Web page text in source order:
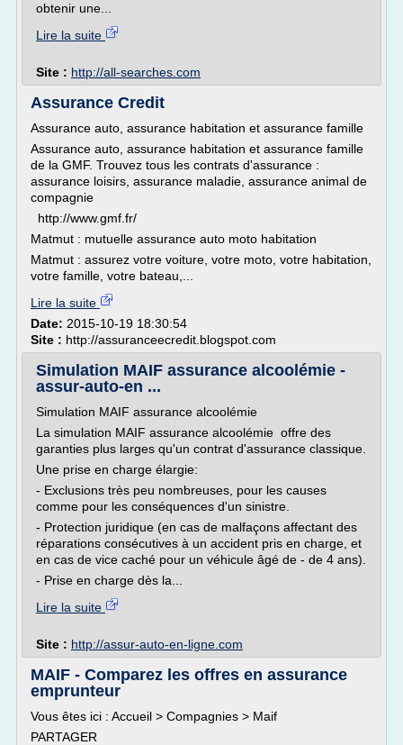
obtenir une...
Lire la suite
Site : http://all-searches.com
Assurance Credit
Assurance auto, assurance habitation et assurance famille
Assurance auto, assurance habitation et assurance famille
de la GMF. Trouvez tous les contrats d'assurance :
assurance loisirs, assurance maladie, assurance animal de
compagnie
http://www.gmf.fr/
Matmut : mutuelle assurance auto moto habitation
Matmut : assurez votre voiture, votre moto, votre habitation,
votre famille, votre bateau,...
Lire la suite
Date: 2015-10-19 18:30:54
Site : http://assuranceecredit.blogspot.com
Simulation MAIF assurance alcoolémie -
assur-auto-en ...
Simulation MAIF assurance alcoolémie
La simulation MAIF assurance alcoolémie offre des
garanties plus larges qu'un contrat d'assurance classique.
Une prise en charge élargie:
- Exclusions très peu nombreuses, pour les causes
comme pour les conséquences d'un sinistre.
- Protection juridique (en cas de malfaçons affectant des
réparations consécutives à un accident pris en charge, et
en cas de vice caché pour un véhicule âgé de - de 4 ans).
- Prise en charge dès la...
Lire la suite
Site : http://assur-auto-en-ligne.com
MAIF - Comparez les offres en assurance
emprunteur
Vous êtes ici : Accueil > Compagnies > Maif
PARTAGER